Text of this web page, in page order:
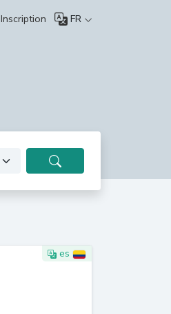
Inscription FR
es